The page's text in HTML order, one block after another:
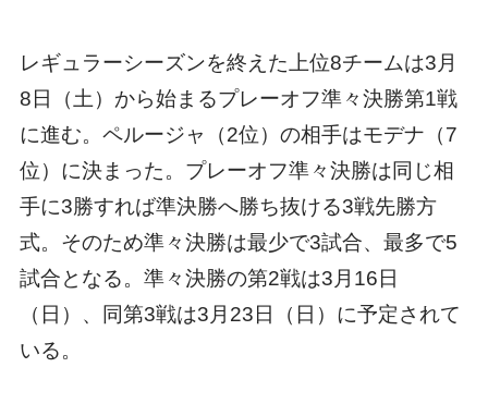
レギュラーシーズンを終えた上位8チームは3月
8日（土）から始まるプレーオフ準々決勝第1戦
に進む。ペルージャ（2位）の相手はモデナ（7
位）に決まった。プレーオフ準々決勝は同じ相
手に3勝すれば準決勝へ勝ち抜ける3戦先勝方
式。そのため準々決勝は最少で3試合、最多で5
試合となる。準々決勝の第2戦は3月16日
（日）、同第3戦は3月23日（日）に予定されて
いる。